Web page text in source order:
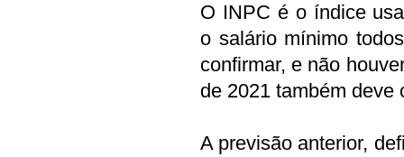
O INPC é o índice
o salário mínimo
confirmar, e não
de 2021 também deve
A previsão anterior,